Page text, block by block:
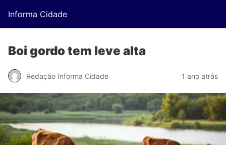
Informa Cidade
Boi gordo tem leve alta
Redação Informa Cidade 1 ano atrás